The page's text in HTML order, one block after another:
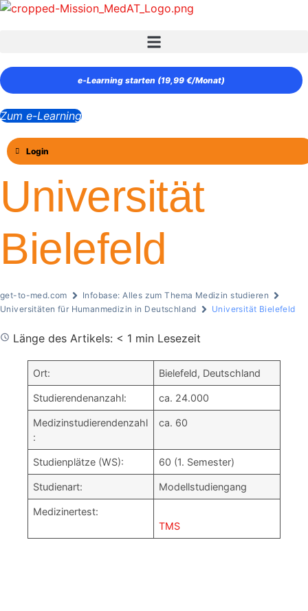
Zum
e‑Learning starten (19,99 €/Monat)
Zum e-Learning
Login
Universität
Bielefeld
get-to-med.com
Infobase: Alles zum Thema Medizin studieren
Universitäten für Humanmedizin in Deutschland
Universität Bielefeld
Länge des Artikels: < 1 min Lesezeit
Ort: Bielefeld, Deutschland
Studierendenanzahl: ca. 24.000
Medizinstudierendenzahl
:
ca. 60
Studienplätze (WS): 60 (1. Semester)
Studienart: Modellstudiengang
Medizinertest:
TMS